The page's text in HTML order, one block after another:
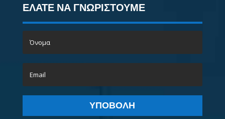
ΕΛΑΤΕ ΝΑ ΓΝΩΡΙΣΤΟΥΜΕ
ΥΠΟΒΟΛΉ